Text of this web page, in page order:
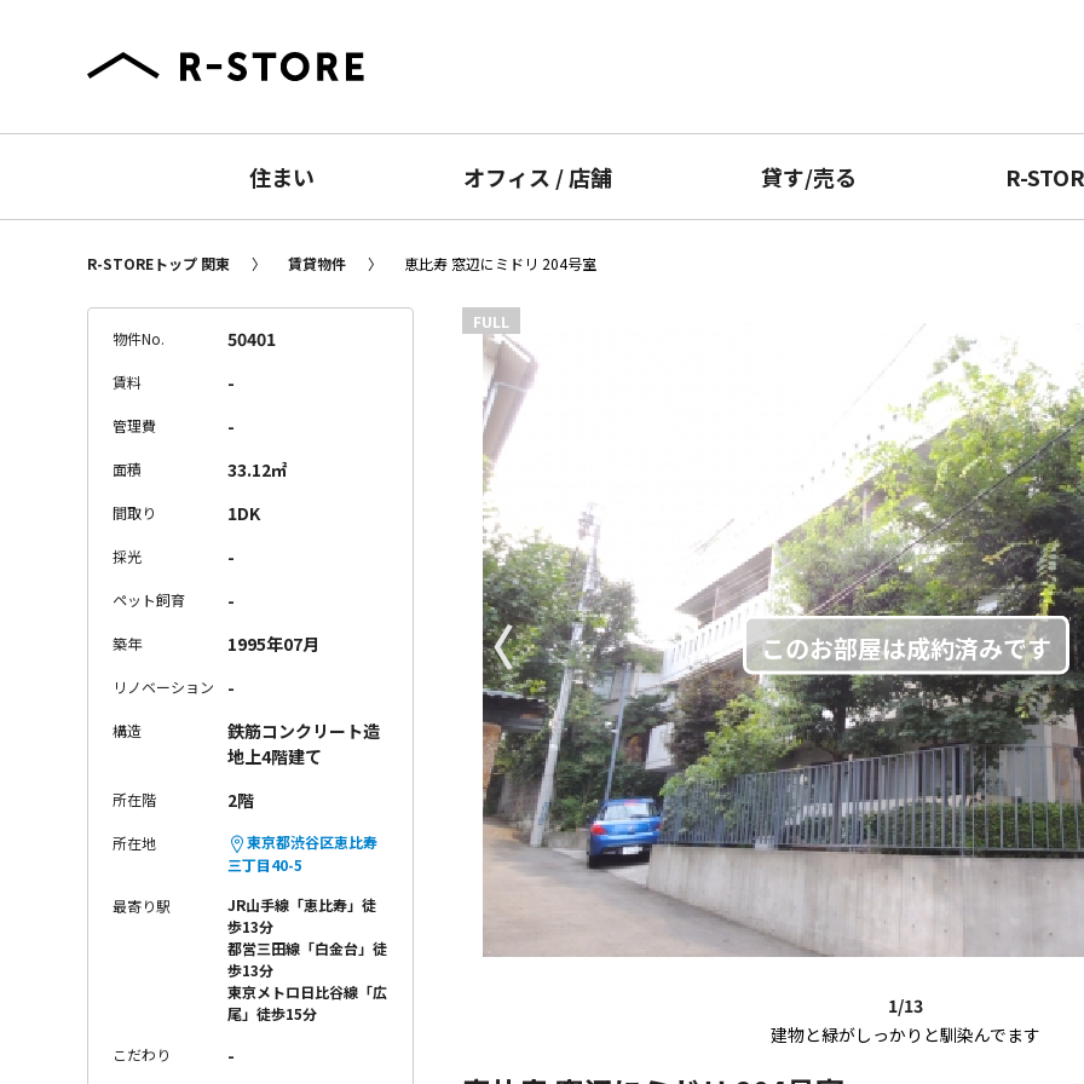
住まい オフィス /店舗 貸す/売る R-
R-STOREトップ 関東 賃貸物件 恵比寿 窓辺にミドリ 204号室
1/13
建物と緑がしっかりと馴染んでます
〈
FULL
物件No. 50401
賃料 -
管理費 -
面積 33.12㎡
間取り 1DK
採光 -
ペット飼育 -
築年 1995年07月
リノベーション -
構造
鉄筋コンクリート造
地上4階建て
所在階 2階
所在地
東京都渋谷区恵比寿
三丁目40-5
最寄り駅
JR山手線「恵比寿」徒
歩13分
都営三田線「白金台」徒
歩13分
東京メトロ日比谷線「広
尾」徒歩15分
こだわり -